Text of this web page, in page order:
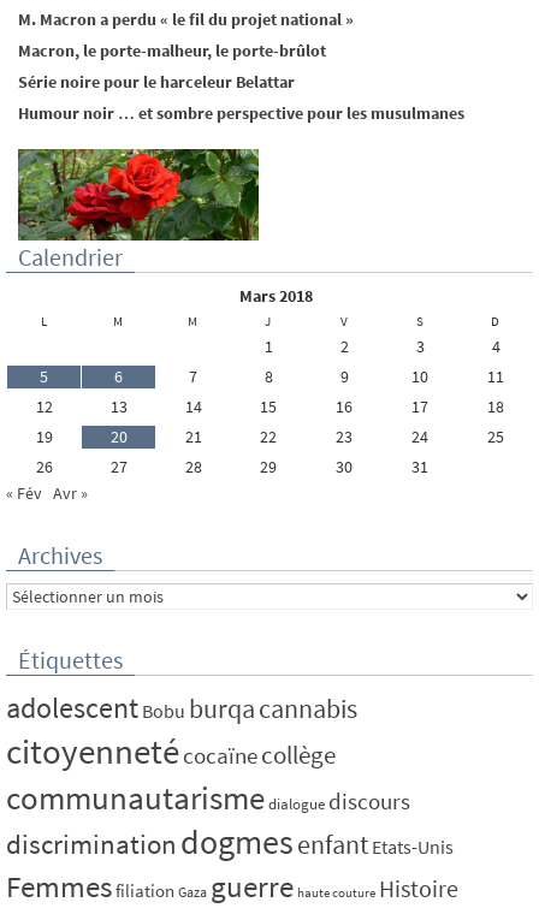
M. Macron a perdu « le fil du projet national »
Macron, le porte-malheur, le porte-brûlot
Série noire pour le harceleur Belattar
Humour noir … et sombre perspective pour les musulmanes
Calendrier
mars 2018
L M M J V S D
1 2 3
4
5
6 7 8 9 10
11
12
13 14 15 16 17
18
19
20 21 22 23 24
25
26
27 28 29 30
31
« Fév Avr »
Archives
Archives
Étiquettes
adolescent Bobu burqacannabis
citoyennetécocaïnecollège
communautarismedialogue discours
discrimination dogmesenfant Etats-Unis
Femmesfiliation Gaza guerre haute couture Histoire